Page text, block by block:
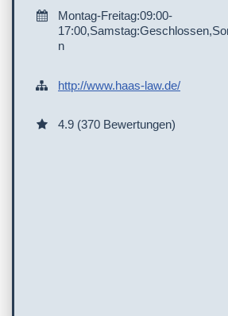
Montag-Freitag:09:00-
n
http://www.haas-law.de/
4.9 (370 Bewertungen)